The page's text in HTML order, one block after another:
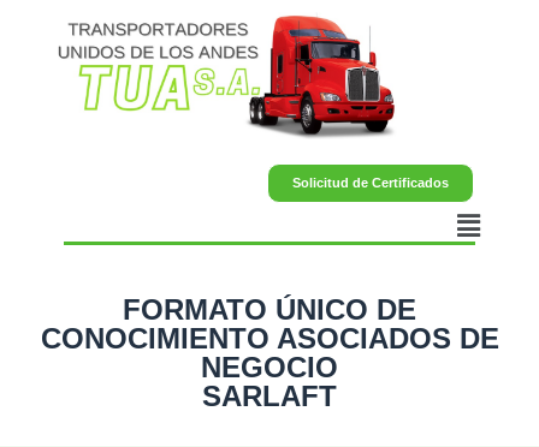
Solicitud de Certificados
FORMATO ÚNICO DE
CONOCIMIENTO ASOCIADOS DE
NEGOCIO
SARLAFT